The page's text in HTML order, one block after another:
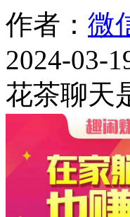
作者： 微
2024-03-
花茶聊天